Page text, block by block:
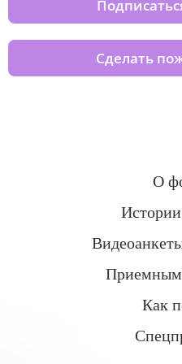
Сделать
О
Истории
Приемным
Как